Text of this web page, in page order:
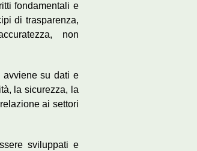
fondamentali e
di trasparenza,
non
avviene su dati e
la sicurezza, la
ai settori
sviluppati e